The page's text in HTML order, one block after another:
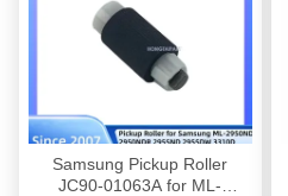
Samsung Pickup Roller
JC90-01063A for ML-